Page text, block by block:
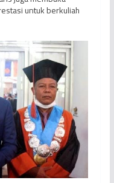
untuk berkuliah